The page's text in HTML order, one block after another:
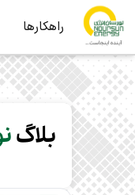
راهکارها
بلاگ